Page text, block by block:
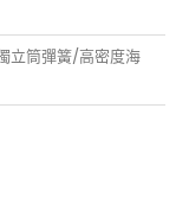
立筒彈簧/高密度海